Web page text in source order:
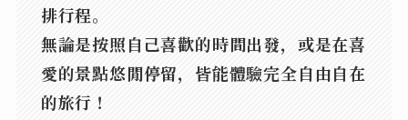
排行程。
無論是按照自己喜歡的時間出發，或是在喜
愛的景點悠閒停留，皆能體驗完全自由自在
的旅行！